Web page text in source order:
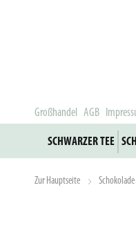
Großhandel AGB
SCHWARZER TEE
Zur Hauptseite Schokolade